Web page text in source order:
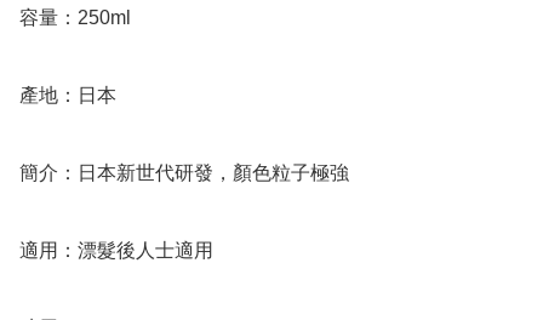
容量：250ml
產地：日本
簡介：日本新世代研發，顏色粒子極強
適用：漂髮後人士適用